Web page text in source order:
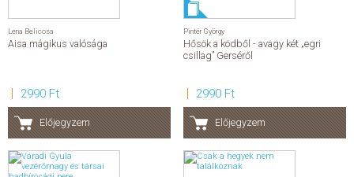
Lena Belicosa
Aisa mágikus valósága
2990 Ft
Előjegyzem
Pintér György
Hősök a ködből - avagy két „egri
csillag” Gerséről
2990 Ft
Előjegyzem